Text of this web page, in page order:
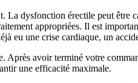
dysfonction érectile peut être
appropriées. Il est
eu une crise cardiaque, un
avoir terminé votre
une efficacité maximale.